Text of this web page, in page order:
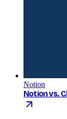
Notion
Notion vs.